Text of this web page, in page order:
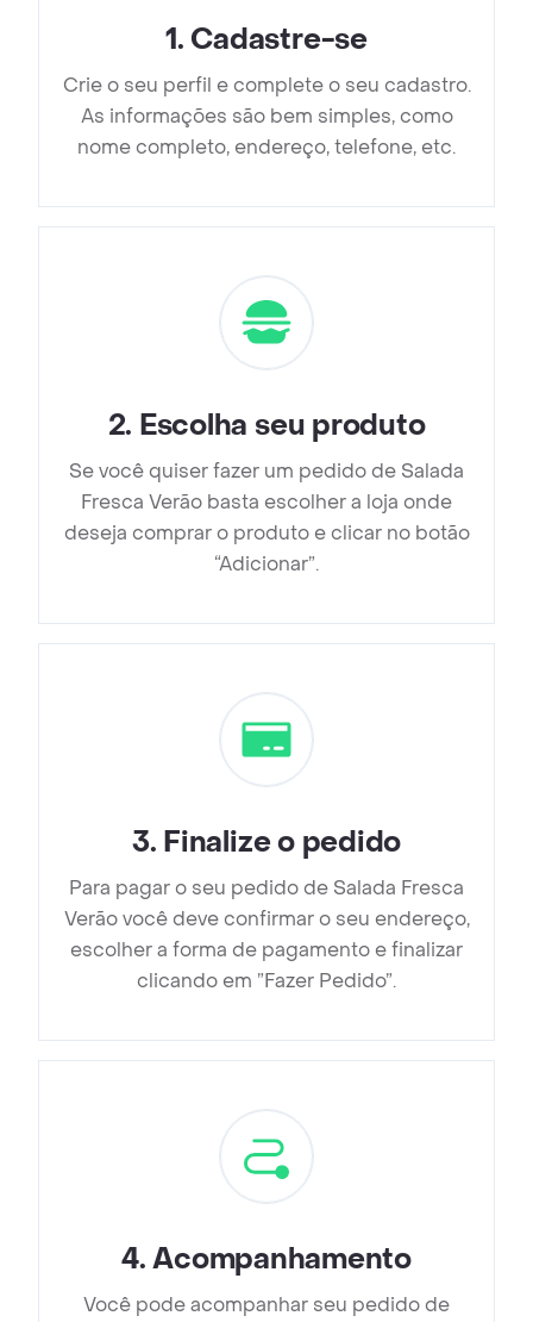
1. Cadastre-se
Crie o seu perfil e complete o seu cadastro.
As informações são bem simples, como
nome completo, endereço, telefone, etc.
2. Escolha seu produto
Se você quiser fazer um pedido de Salada
Fresca Verão basta escolher a loja onde
deseja comprar o produto e clicar no botão
“Adicionar”.
3. Finalize o pedido
Para pagar o seu pedido de Salada Fresca
Verão você deve confirmar o seu endereço,
escolher a forma de pagamento e finalizar
clicando em ”Fazer Pedido”.
4.Acompanhamento
Você pode acompanhar seu pedido de